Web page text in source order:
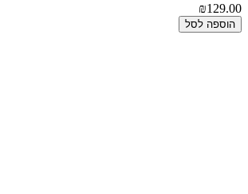
₪129.00
הוספה לסל